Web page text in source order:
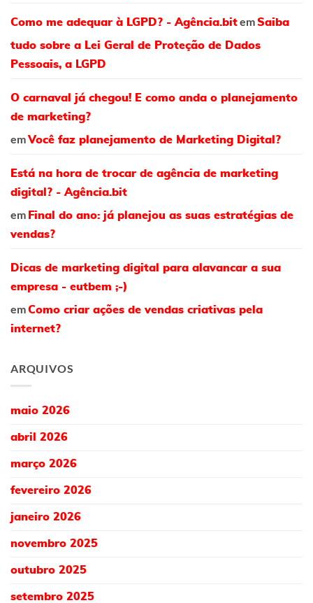
Como me adequar à LGPD? - Agência.bitemSaiba
tudo sobre a Lei Geral de Proteção de Dados
Pessoais, a LGPD
O carnaval já chegou! E como anda o planejamento
de marketing?
emVocê faz planejamento de Marketing Digital?
Está na hora de trocar de agência de marketing
digital? - Agência.bit
em Final do ano: já planejou as suas estratégias de
vendas?
Dicas de marketing digital para alavancar a sua
empresa - eutbem ;-)
emComo criar ações de vendas criativas pela
internet?
ARQUIVOS
maio 2026
abril 2026
março 2026
fevereiro 2026
janeiro 2026
novembro 2025
outubro 2025
setembro 2025